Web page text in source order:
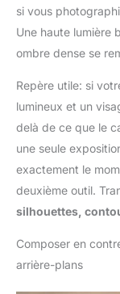
si vous
Une haute lumière
ombre dense se
Repère utile: si
lumineux et un
delà de ce que le
une seule
exactement le
deuxième outil.
silhouettes,
Composer en
arrière-plans